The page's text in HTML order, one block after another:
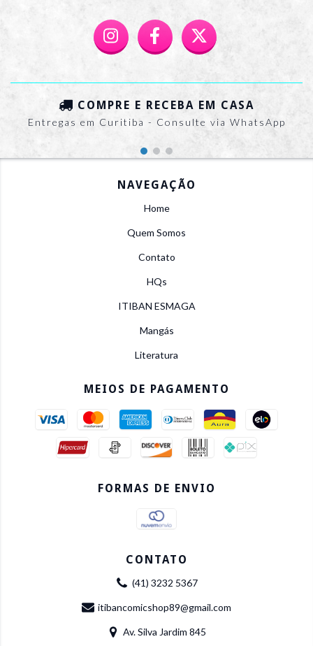
COMPRE E RECEBA EM CASA
Entregas em Curitiba - Consulte via WhatsApp
NAVEGAÇÃO
Home
Quem Somos
Contato
HQs
ITIBAN ESMAGA
Mangás
Literatura
MEIOS DE PAGAMENTO
FORMAS DE ENVIO
CONTATO
(41) 3232 5367
itibancomicshop89@gmail.com
Av. Silva Jardim 845